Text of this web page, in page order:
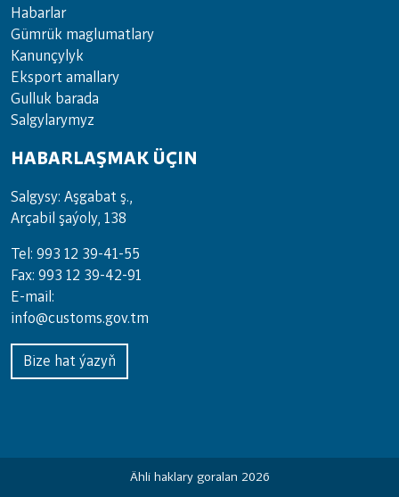
Habarlar
Gümrük maglumatlary
Kanunçylyk
Eksport amallary
Gulluk barada
Salgylarymyz
HABARLAŞMAK ÜÇIN
Salgysy: Aşgabat ş.,
Arçabil şaýoly, 138
Tel: 993 12 39-41-55
Fax: 993 12 39-42-91
E-mail:
info@customs.gov.tm
Bize hat ýazyň
Ähli haklary goralan 2026